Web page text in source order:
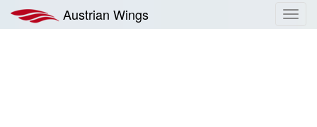
Inhalt
springen
Austrian Wings